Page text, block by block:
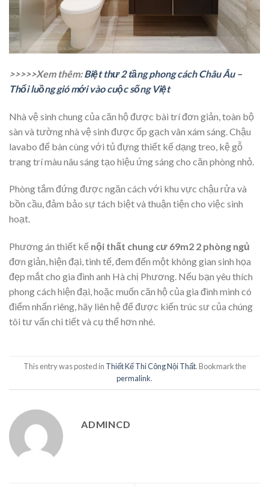
>>>>>Xem thêm:Biệt thư 2 tầng phong cách Châu Âu –
Thổi luồng gió mới vào cuộc sống Việt
Nhà vệ sinh chung của căn hộ được bài trí đơn giản, toàn bộ
sàn và tường nhà vệ sinh được ốp gạch vân xám sáng. Chậu
lavabo để bàn cùng với tủ đựng thiết kế dạng treo, kệ gỗ
trang trí màu nâu sáng tạo hiệu ứng sáng cho căn phòng nhỏ.
Phòng tắm đứng được ngăn cách với khu vực chậu rửa và
bồn cầu, đảm bảo sự tách biệt và thuận tiện cho việc sinh
hoạt.
Phương án thiết kế nội thất chung cư 69m2 2 phòng ngủ
đơn giản, hiện đại, tinh tế, đem đến một không gian sinh họa
đẹp mắt cho gia đình anh Hà chị Phương. Nếu bạn yêu thích
phong cách hiện đại, hoặc muốn căn hộ của gia đình mình có
điểm nhấn riêng, hãy liên hệ để được kiến trúc sư của chúng
tôi tư vấn chi tiết và cụ thể hơn nhé.
This entry was posted in Thiết Kế Thi Công Nội Thất. Bookmark the
permalink.
ADMINCD